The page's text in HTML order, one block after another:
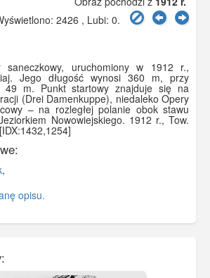
2426 , Lubi: 0.
saneczkowy, uruchomiony w 1912 r.,
Jego długość wynosi 360 m, przy
49 m. Punkt startowy znajduje się na
(Drei Damenkuppe), niedaleko Opery
– na rozległej polanie obok stawu
Nowowiejskiego. 1912 r., Tow.
,
opisu.